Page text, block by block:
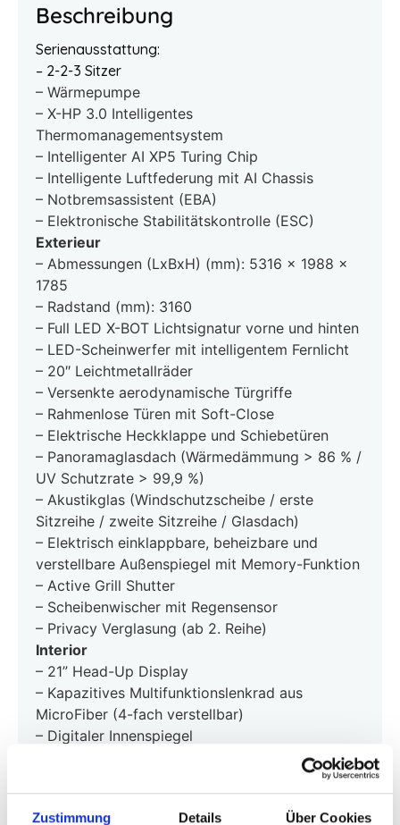
Zustimmung Details Über Cookies
Beschreibung
Serienausstattung:
– 2-2-3 Sitzer
– Wärmepumpe
– X-HP 3.0 Intelligentes
Thermomanagementsystem
– Intelligenter AI XP5 Turing Chip
– Intelligente Luftfederung mit AI Chassis
– Notbremsassistent (EBA)
– Elektronische Stabilitätskontrolle (ESC)
Exterieur
– Abmessungen (LxBxH) (mm): 5316 x 1988 x
1785
– Radstand (mm): 3160
– Full LED X-BOT Lichtsignatur vorne und hinten
– LED-Scheinwerfer mit intelligentem Fernlicht
– 20″ Leichtmetallräder
– Versenkte aerodynamische Türgriffe
– Rahmenlose Türen mit Soft-Close
– Elektrische Heckklappe und Schiebetüren
– Panoramaglasdach (Wärmedämmung > 86 % /
UV Schutzrate > 99,9 %)
– Akustikglas (Windschutzscheibe / erste
Sitzreihe / zweite Sitzreihe / Glasdach)
– Elektrisch einklappbare, beheizbare und
verstellbare Außenspiegel mit Memory-Funktion
– Active Grill Shutter
– Scheibenwischer mit Regensensor
– Privacy Verglasung (ab 2. Reihe)
Interior
– 21” Head-Up Display
– Kapazitives Multifunktionslenkrad aus
MicroFiber (4-fach verstellbar)
– Digitaler Innenspiegel
– Fahrersitz elektrisch verstellbar mit Memory-
Funktion